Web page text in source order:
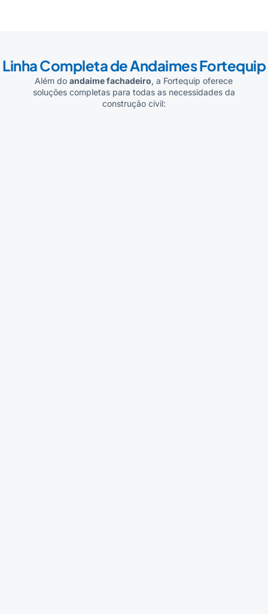
Linha Completa de Andaimes Fortequip
Além doandaime fachadeiro, a Fortequip oferece
soluções completas para todas as necessidades da
construção civil: